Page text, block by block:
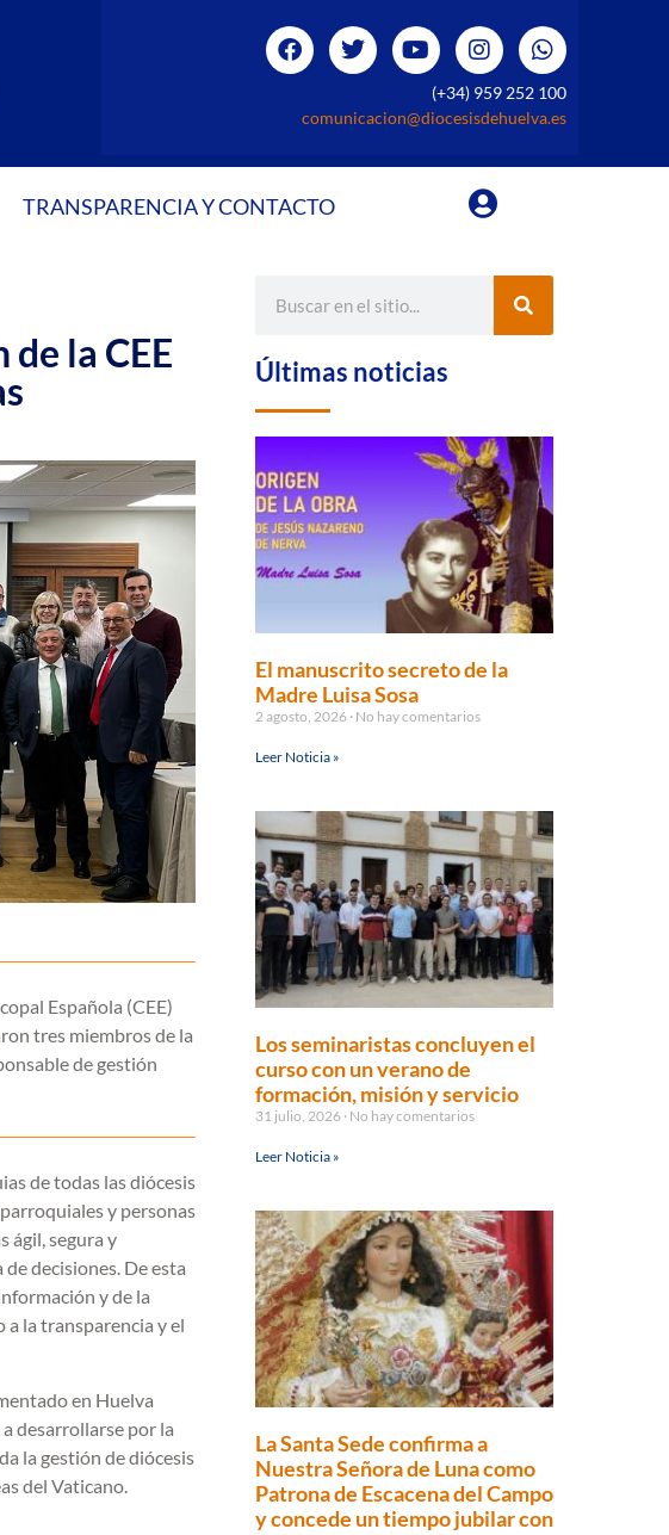
(+34) 959 252 100
comunicacion@diocesisdehuelva.es
TRANSPARENCIA Y CONTACTO
la CEE
Española (CEE)
tres miembros de la
de gestión
de todas las diócesis
y personas
ágil, segura y
decisiones. De esta
y de la
la transparencia y el
en Huelva
desarrollarse por la
la gestión de diócesis
del Vaticano.
Últimas noticias
El manuscrito secreto de la
Madre Luisa Sosa
2 agosto, 2026 No hay comentarios
Leer Noticia »
Los seminaristas concluyen el
curso con un verano de
formación, misión y servicio
31 julio, 2026 No hay comentarios
Leer Noticia »
La Santa Sede confirma a
Nuestra Señora de Luna como
Patrona de Escacena del Campo
y concede un tiempo jubilar con